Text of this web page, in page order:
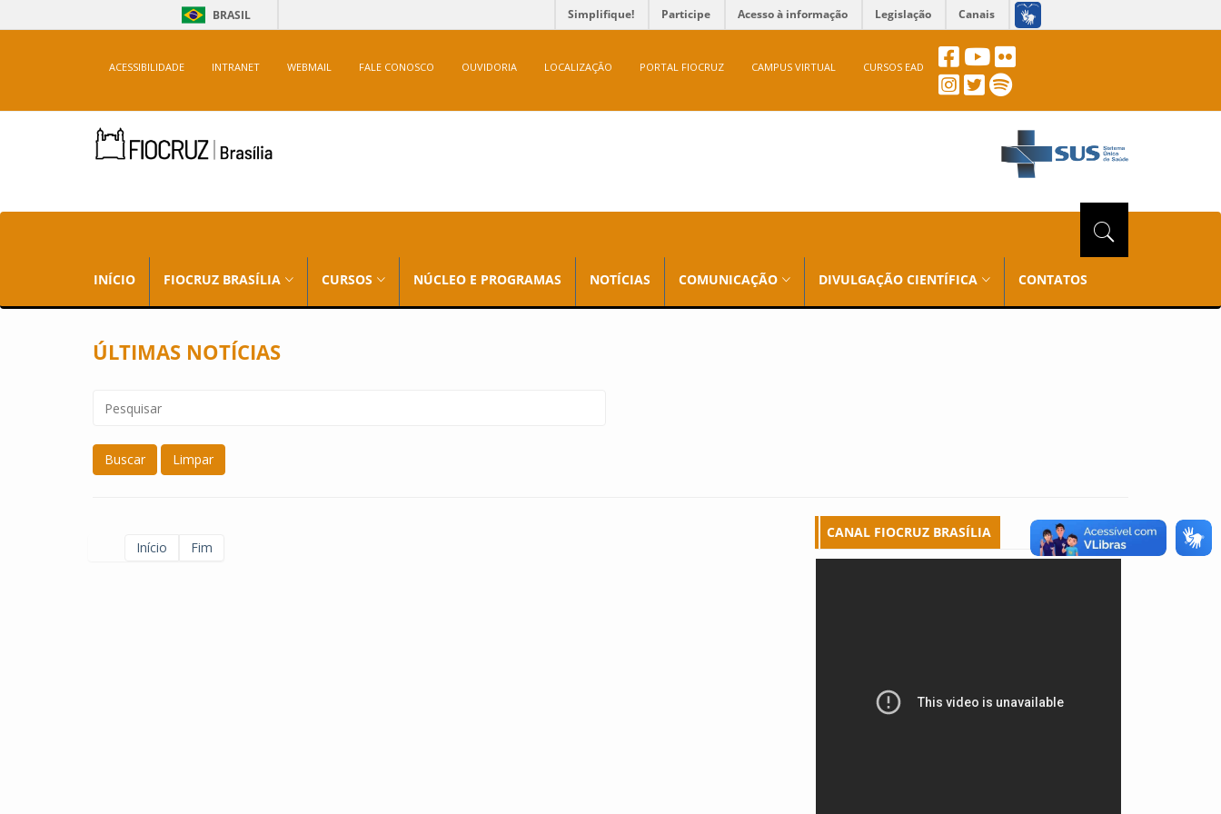
BRASIL Simplifique! Participe Acesso à informação Legislação Canais
ACESSIBILIDADE INTRANET WEBMAIL FALE CONOSCO OUVIDORIA LOCALIZAÇÃO PORTAL FIOCRUZ CAMPUS VIRTUAL CURSOS EAD
INÍCIO FIOCRUZ BRASÍLIA CURSOS NÚCLEO E PROGRAMAS NOTÍCIAS COMUNICAÇÃO DIVULGAÇÃO CIENTÍFICA CONTATOS
ÚLTIMAS NOTÍCIAS
Buscar Limpar
Início Fim
CANAL FIOCRUZ BRASÍLIA